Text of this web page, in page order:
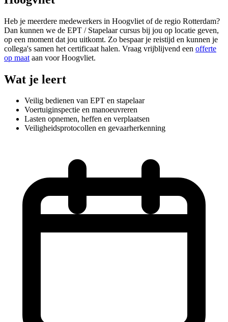
Heb je meerdere medewerkers in Hoogvliet of de regio Rotterdam?
Dan kunnen we de EPT / Stapelaar cursus bij jou op locatie geven,
op een moment dat jou uitkomt. Zo bespaar je reistijd en kunnen je
collega's samen het certificaat halen. Vraag vrijblijvend een offerte
op maat aan voor Hoogvliet.
Wat je leert
Veilig bedienen van EPT en stapelaar
Voertuiginspectie en manoeuvreren
Lasten opnemen, heffen en verplaatsen
Veiligheidsprotocollen en gevaarherkenning